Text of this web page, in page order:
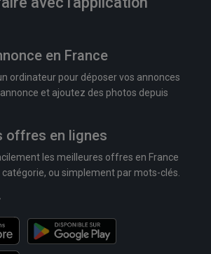
en France
ordinateur pour déposer vos annonces
et ajoutez des photos depuis
offres en lignes
les meilleures offres en France
catégorie, ou simplement par mots-clés.